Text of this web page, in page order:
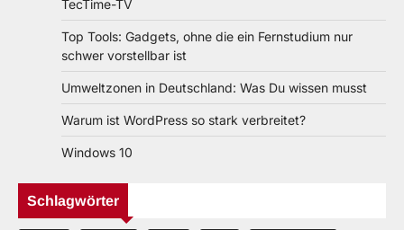
TecTime-TV
Top Tools: Gadgets, ohne die ein Fernstudium nur
schwer vorstellbar ist
Umweltzonen in Deutschland: Was Du wissen musst
Warum ist WordPress so stark verbreitet?
Windows 10
Schlagwörter